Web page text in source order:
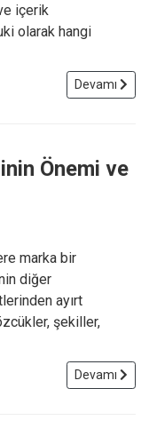
içerik
olarak hangi
Devamı
Önemi ve
marka bir
diğer
ayırt
şekiller,
Devamı